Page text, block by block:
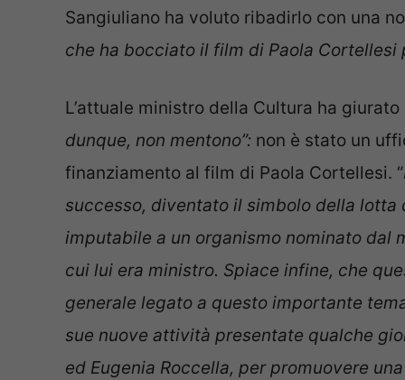
Sangiuliano ha voluto ribadirlo con una
che ha bocciato il film di Paola
L’attuale ministro della Cultura ha
dunque, non mentono”: non è stato un
finanziamento al film di Paola Cortellesi. “
successo, diventato il simbolo della lotta
imputabile a un organismo nominato dal
cui lui era ministro. Spiace infine, che
generale legato a questo importante
sue nuove attività presentate qualche
ed Eugenia Roccella, per promuovere